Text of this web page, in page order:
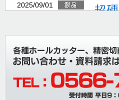
2025/09/01
超
ョ
2025/08/06 夏
2025/07/26
棚